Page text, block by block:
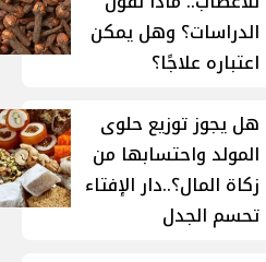
الدراسات؟ وهل يمكن
اعتباره علاجًا؟
هل يجوز توزيع حلوى
المولد واحتسابها من
زكاة المال؟..دار الإفتاء
تحسم الجدل